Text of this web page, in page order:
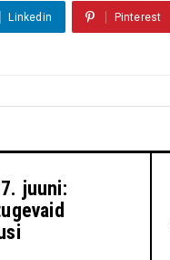
Linkedin Pinterest
juuni: